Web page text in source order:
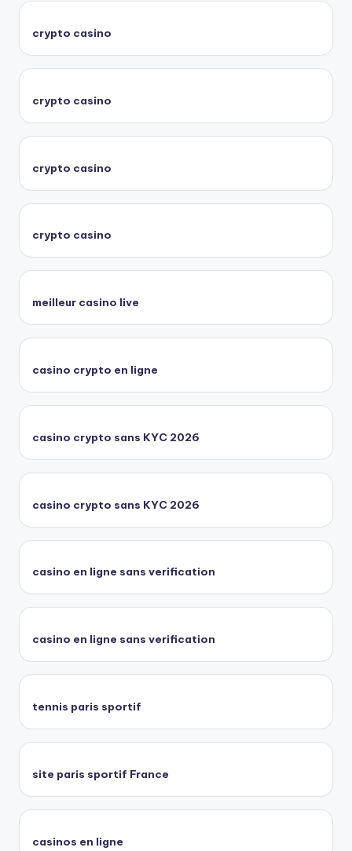
crypto casino
crypto casino
crypto casino
crypto casino
meilleur casino live
casino crypto en ligne
casino crypto sans KYC 2026
casino crypto sans KYC 2026
casino en ligne sans verification
casino en ligne sans verification
tennis paris sportif
site paris sportif France
casinos en ligne